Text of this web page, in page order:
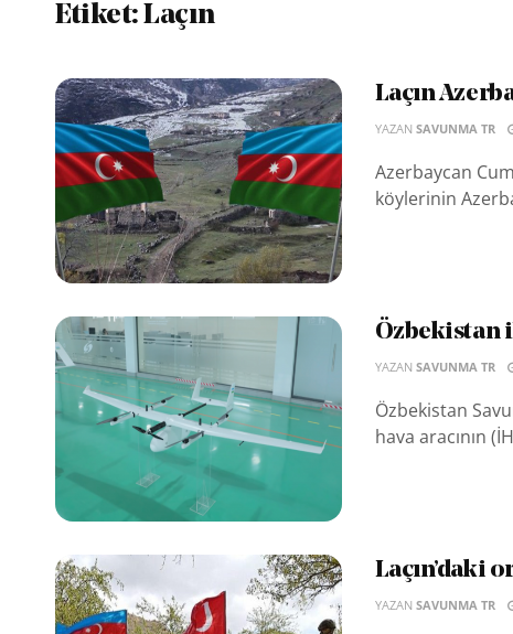
Etiket:Laçın
Laçın
YAZAN SAVUNMA TR
Azerbaycan
köylerinin
Özbekistan
YAZAN SAVUNMA TR
Özbekistan
hava aracının
Laçın’daki
YAZAN SAVUNMA TR